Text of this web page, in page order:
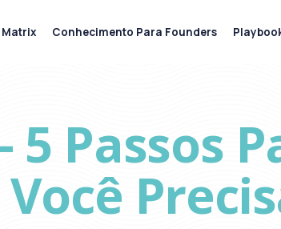
5 Passos
Matrix Conhecimento Para Founders